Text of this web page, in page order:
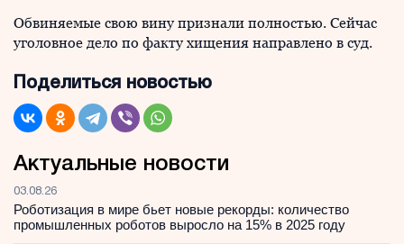
Обвиняемые свою вину признали полностью. Сейчас
уголовное дело по факту хищения направлено в суд.
Поделиться новостью
Актуальные новости
03.08.26
Роботизация в мире бьет новые рекорды: количество
промышленных роботов выросло на 15% в 2025 году